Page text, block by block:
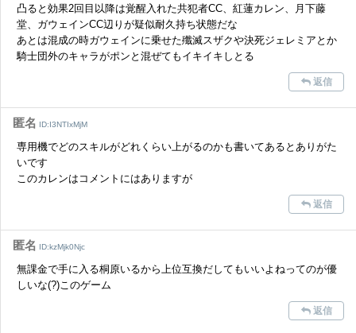
凸ると効果2回目以降は覚醒入れた共犯者CC、紅蓮カレン、月下藤
堂、ガウェインCC辺りが疑似耐久持ち状態だな
あとは混成の時ガウェインに乗せた殲滅スザクや決死ジェレミアとか
騎士団外のキャラがポンと混ぜてもイキイキしとる
返信
匿名 ID:I3NTIxMjM
専用機でどのスキルがどれくらい上がるのかも書いてあるとありがた
いです
このカレンはコメントにはありますが
返信
匿名 ID:kzMjk0Njc
無課金で手に入る桐原いるから上位互換だしてもいいよねってのが優
しいな(?)このゲーム
返信